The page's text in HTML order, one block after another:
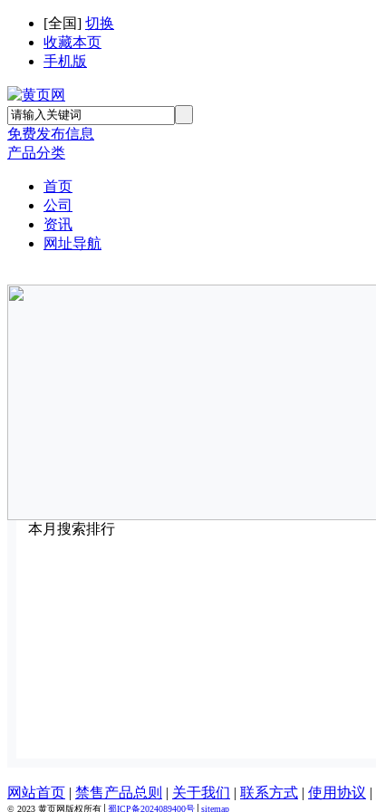
[全国] 切换
收藏本页
手机版
免费发布信息
产品分类
首页
公司
资讯
网址导航
本月搜索排行
网站首页 | 禁售产品总则 | 关于我们 | 联系方式 | 使用协议 |
© 2023 黄页网版权所有│ 蜀ICP备2024089400号 sitemap